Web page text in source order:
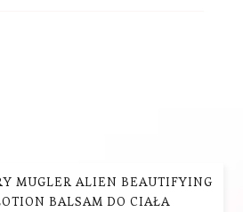
MUGLER ALIEN BEAUTIFYING
BALSAM DO CIAŁA